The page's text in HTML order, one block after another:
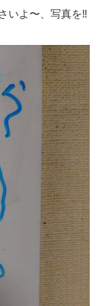
いよ〜、写真を‼️